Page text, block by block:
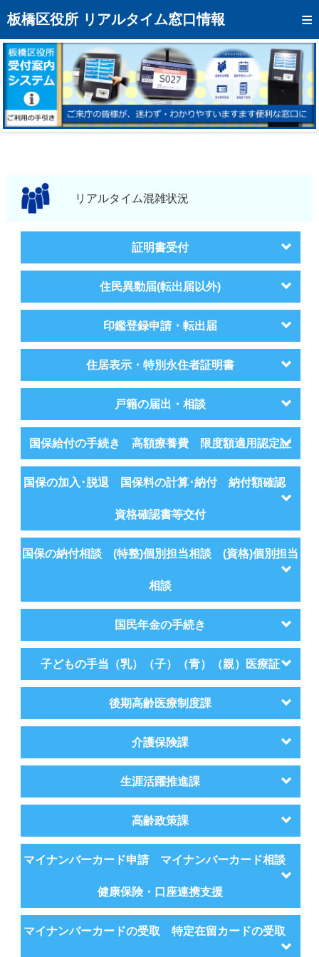
板橋区役所 リアルタイム窓口情報
トップページへ
混雑予想カレンダー
リアルタイム混雑状況
リアルタイム受付番号状況
メール通知登録
モバイルサイトリアルタイム混雑状況
証明書受付
住民異動届(転出届以外)
印鑑登録申請・転出届
住居表示・特別永住者証明書
戸籍の届出・相談
国保給付の手続き 高額療養費 限度額適用認定証
国保の加入･脱退 国保料の計算･納付 納付額確認
資格確認書等交付
国保の納付相談 (特整)個別担当相談 (資格)個別担当
相談
国民年金の手続き
子どもの手当（乳）（子）（青）（親）医療証
後期高齢医療制度課
介護保険課
生涯活躍推進課
高齢政策課
マイナンバーカード申請 マイナンバーカード相談
健康保険・口座連携支援
マイナンバーカードの受取 特定在留カードの受取